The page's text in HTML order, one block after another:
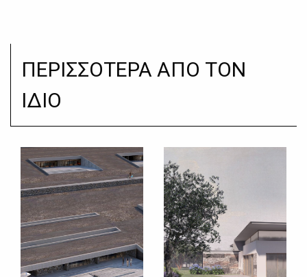
ΠΕΡΙΣΣΟΤΕΡΑ ΑΠΟ ΤΟΝ
ΙΔΙΟ